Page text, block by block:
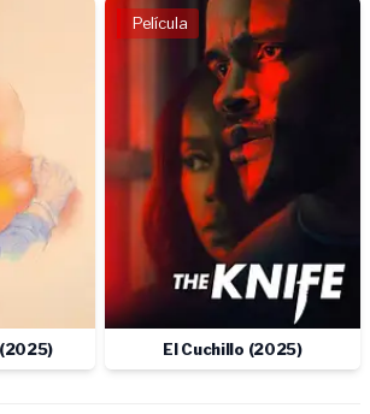
Película
El Cuchillo (2025)